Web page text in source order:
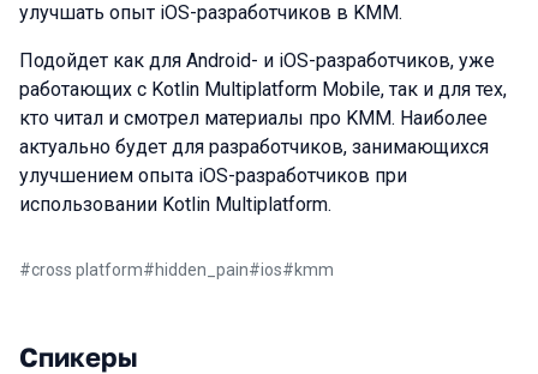
улучшать опыт iOS-разработчиков в KMM.
Подойдет как для Android- и iOS-разработчиков, уже
работающих с Kotlin Multiplatform Mobile, так и для тех,
кто читал и смотрел материалы про KMM. Наиболее
актуально будет для разработчиков, занимающихся
улучшением опыта iOS-разработчиков при
использовании Kotlin Multiplatform.
#cross platform#hidden_pain#ios#kmm
Спикеры